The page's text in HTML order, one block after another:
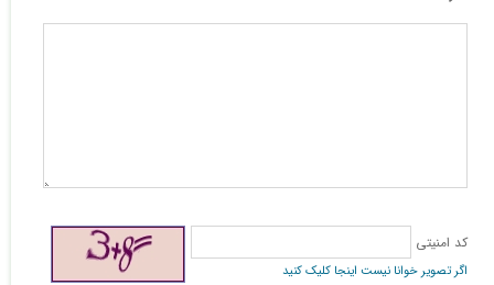
کد امنیتی
اگر تصویر خوانا نیست اینجا کلیک کنید